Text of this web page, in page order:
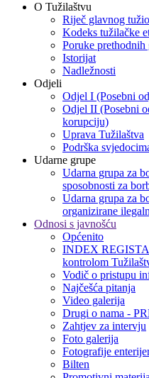
O Tužilaštvu
Riječ glavnog
Kodeks tužilačke
Poruke
Istorijat
Nadležnosti
Odjeli
Odjel I (Posebni
Odjel II (Posebni
korupciju)
Uprava Tužilaštva
Podrška
Udarne grupe
Udarna grupa za
sposobnosti za
Udarna grupa za
organizirane
Odnosi s javnošću
Općenito
INDEX
kontrolom
Vodič o pristupu
Najčešća pitanja
Video galerija
Drugi o nama -
Zahtjev za intervju
Foto galerija
Fotografije
Bilten